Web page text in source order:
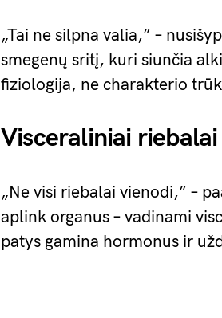
„Tai ne silpna valia,” –
smegenų sritį, kuri siunčia
fiziologija, ne charakterio
Visceraliniai
„Ne visi riebalai vienodi,” –
aplink organus – vadinami
patys gamina hormonus ir